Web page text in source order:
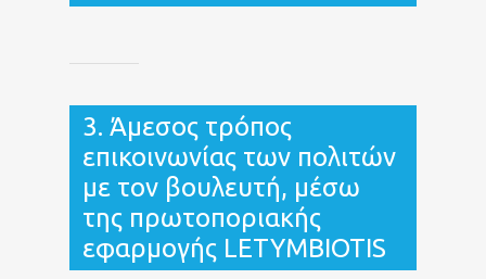
3. Άμεσος τρόπος
επικοινωνίας των πολιτών
με τον βουλευτή, μέσω
της πρωτοποριακής
εφαρμογής LETYMBIOTIS